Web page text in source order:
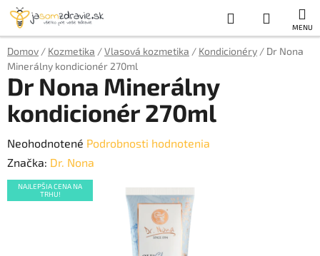
Prejsť
obsah
Hľadať
KOŠÍK
Domov / Kozmetika /Vlasová kozmetika / Kondicionéry / Dr Nona
Minerálny kondicionér 270ml
Dr Nona Minerálny
kondicionér 270ml
Priemerné
hodnotenie
produktu
je
Neohodnotené Podrobnosti hodnotenia
Značka: Dr. Nona
NAJLEPŠIA CENA NA
TRHU!